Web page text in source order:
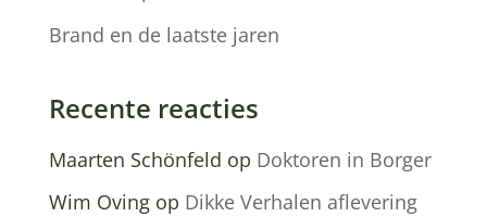
Brand en de laatste jaren
Recente reacties
Maarten Schönfeld op Doktoren in Borger
Wim Ovingop Dikke Verhalen aflevering